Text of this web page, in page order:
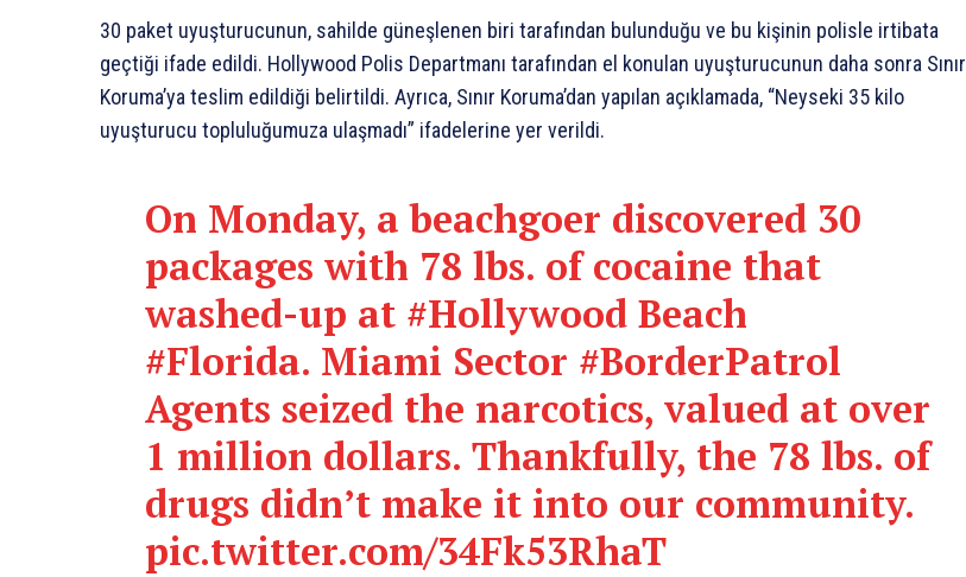
30 paket uyuşturucunun, sahilde güneşlenen biri tarafından bulunduğu ve bu kişinin polisle irtibata
geçtiği ifade edildi. Hollywood Polis Departmanı tarafından el konulan uyuşturucunun daha sonra Sınır
Koruma’ya teslim edildiği belirtildi. Ayrıca, Sınır Koruma’dan yapılan açıklamada, “Neyseki 35 kilo
uyuşturucu topluluğumuza ulaşmadı” ifadelerine yer verildi.
On Monday, a beachgoer discovered 30
packages with 78 lbs. of cocaine that
washed-up at #HollywoodBeach
#Florida. Miami Sector #BorderPatrol
Agents seized the narcotics, valued at over
1 million dollars. Thankfully, the 78 lbs. of
drugs didn’t make it into our community.
pic.twitter.com/34Fk53RhaT